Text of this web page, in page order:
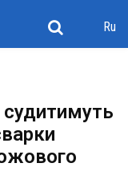
Ru
судитимуть